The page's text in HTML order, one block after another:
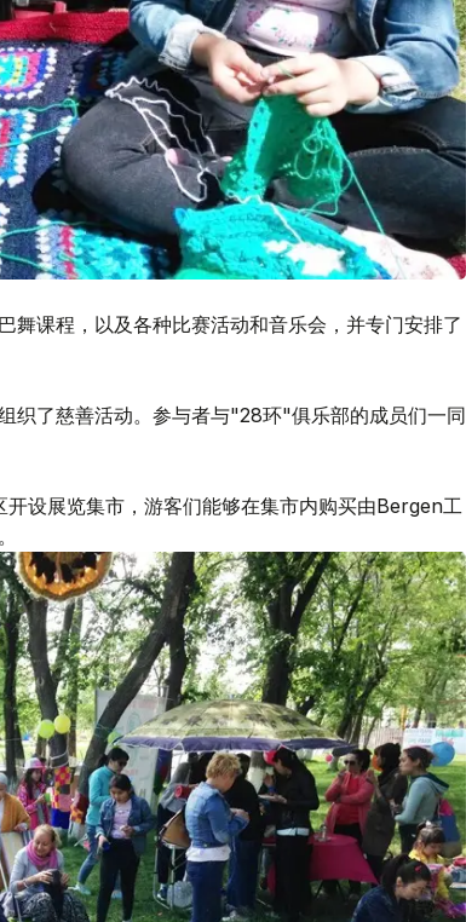
舞课程，以及各种比赛活动和音乐会，并专门安排了
织了慈善活动。参与者与"28环"俱乐部的成员们一同
设展览集市，游客们能够在集市内购买由Bergen工